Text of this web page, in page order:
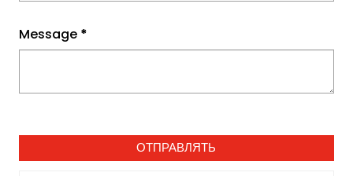
Message *